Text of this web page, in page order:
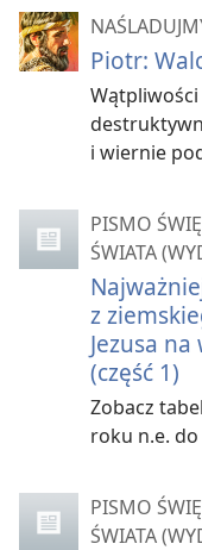
Piotr:
Wątpliwości
i wiernie
PISMO
ŚWIATA
z
Jezusa
(część 1)
Zobacz
roku n.e.
PISMO
ŚWIATA